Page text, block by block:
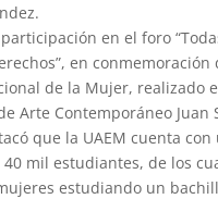
en el foro
en conmemoración
de la Mujer, realizado
Arte Contemporáneo Juan
que la UAEM cuenta
40 mil estudiantes, de los
estudiando un